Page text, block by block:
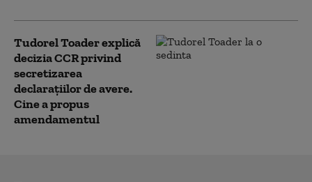
Tudorel Toader explică
decizia CCR privind
secretizarea
declarațiilor de avere.
Cine a propus
amendamentul